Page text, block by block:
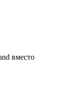
вместо